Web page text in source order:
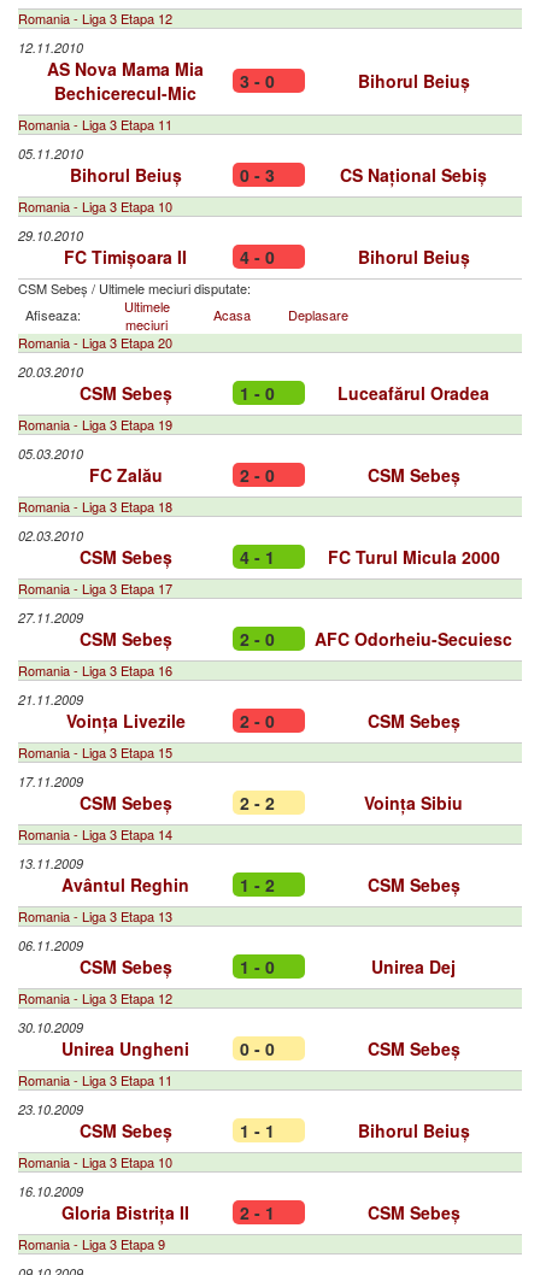
Romania - Liga 3 Etapa 12
12.11.2010
AS Nova Mama Mia
Bechicerecul-Mic
3 - 0 Bihorul Beiuș
Romania - Liga 3 Etapa 11
05.11.2010
Bihorul Beiuș 0 - 3 CS Național Sebiș
Romania - Liga 3 Etapa 10
29.10.2010
FC Timișoara II 4 - 0 Bihorul Beiuș
CSM Sebeș / Ultimele meciuri disputate:
Afiseaza:
Ultimele
meciuri
Acasa
Deplasare
Romania - Liga 3 Etapa 20
20.03.2010
CSM Sebeș 1 - 0 Luceafărul Oradea
Romania - Liga 3 Etapa 19
05.03.2010
FC Zalău 2 - 0 CSM Sebeș
Romania - Liga 3 Etapa 18
02.03.2010
CSM Sebeș 4 - 1 FC Turul Micula 2000
Romania - Liga 3 Etapa 17
27.11.2009
CSM Sebeș 2 - 0 AFC Odorheiu-Secuiesc
Romania - Liga 3 Etapa 16
21.11.2009
Voința Livezile 2 - 0 CSM Sebeș
Romania - Liga 3 Etapa 15
17.11.2009
CSM Sebeș 2 - 2 Voința Sibiu
Romania - Liga 3 Etapa 14
13.11.2009
Avântul Reghin 1 - 2 CSM Sebeș
Romania - Liga 3 Etapa 13
06.11.2009
CSM Sebeș 1 - 0 Unirea Dej
Romania - Liga 3 Etapa 12
30.10.2009
Unirea Ungheni 0 - 0 CSM Sebeș
Romania - Liga 3 Etapa 11
23.10.2009
CSM Sebeș 1 - 1 Bihorul Beiuș
Romania - Liga 3 Etapa 10
16.10.2009
Gloria Bistrița II 2 - 1 CSM Sebeș
Romania - Liga 3 Etapa 9